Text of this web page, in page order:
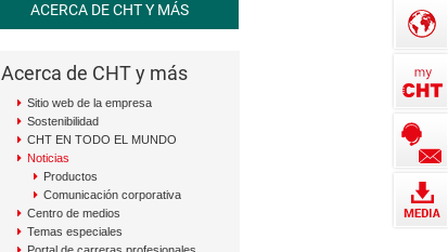
ACERCA DE CHT Y MÁS
Acerca de CHT y más
Sitio web de la empresa
Sostenibilidad
CHT EN TODO EL MUNDO
Noticias
Productos
Comunicación corporativa
Centro de medios
Temas especiales